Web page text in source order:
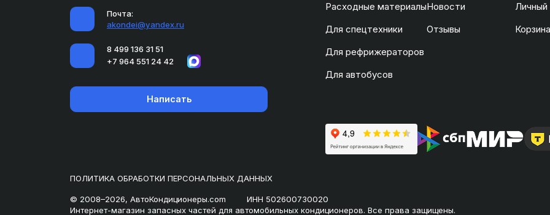
Почта:
akondei@yandex.ru
8 499 136 31 51
+7 964 551 24 42
Написать
Расходные материалы
Для спецтехники
Для рефрижераторов
Для автобусов
Новости
Отзывы
Личный
Корзина
ПОЛИТИКА ОБРАБОТКИ ПЕРСОНАЛЬНЫХ ДАННЫХ
© 2008–2026, АвтоКондиционеры.com
ИНН 502600730020
Интернет-магазин запасных частей для автомобильных кондиционеров. Все права защищены.